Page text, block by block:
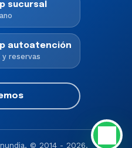
sucursal
autoatención
y reservas
© 2014 - 2026.